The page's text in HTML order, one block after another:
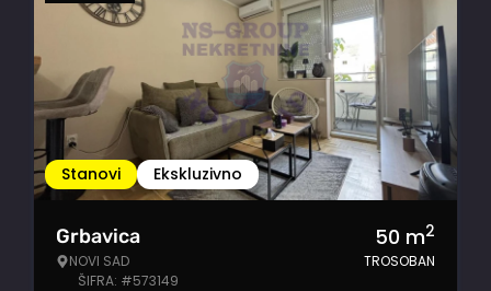
Stanovi Ekskluzivno
Grbavica
NOVI SAD
ŠIFRA: #573149
50 m2
TROSOBAN